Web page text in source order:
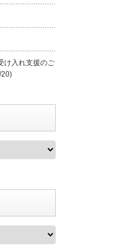
け入れ支援のご